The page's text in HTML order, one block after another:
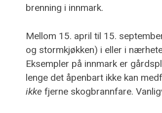
brenning i innmark.
Mellom 15. april til 15.
og stormkjøkken) i eller i
Eksempler på innmark er
lenge det åpenbart ikke kan
ikke fjerne skogbrannfare.